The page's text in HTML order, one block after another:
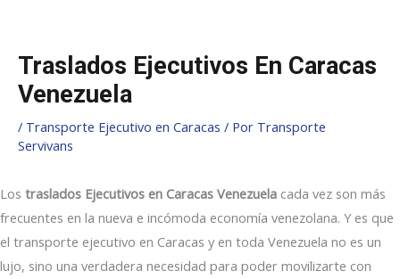
contenido
Traslados Ejecutivos En Caracas
Venezuela
/ Transporte Ejecutivo en Caracas / Por Transporte
Servivans
Los traslados Ejecutivos en Caracas Venezuela cada vez son más
frecuentes en la nueva e incómoda economía venezolana. Y es que
el transporte ejecutivo en Caracas y en toda Venezuela no es un
lujo, sino una verdadera necesidad para poder movilizarte con
entradas